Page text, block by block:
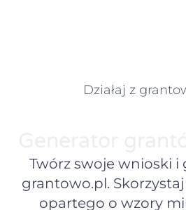
Działaj z
Twórz swoje wnioski i
grantowo.pl.
opartego o wzory